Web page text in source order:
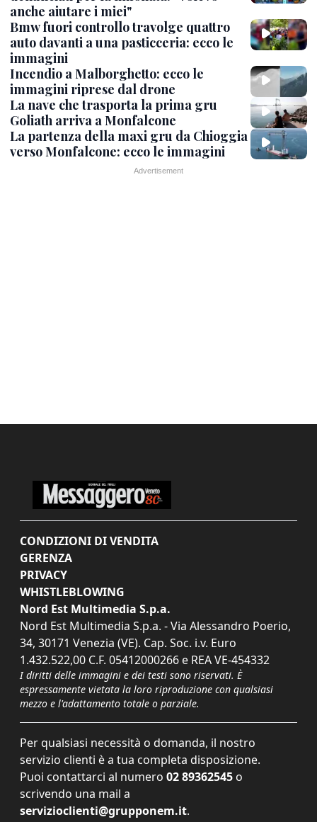
anche aiutare i miei"
Bmw fuori controllo travolge quattro
auto davanti a una pasticceria: ecco le
immagini
Incendio a Malborghetto: ecco le
immagini riprese dal drone
La nave che trasporta la prima gru
Goliath arriva a Monfalcone
La partenza della maxi gru da Chioggia
verso Monfalcone: ecco le immagini
CONDIZIONI DI VENDITA
GERENZA
PRIVACY
WHISTLEBLOWING
Nord Est Multimedia S.p.a.
Nord Est Multimedia S.p.a. - Via Alessandro Poerio,
34, 30171 Venezia (VE). Cap. Soc. i.v. Euro
1.432.522,00 C.F. 05412000266 e REA VE-454332
I diritti delle immagini e dei testi sono riservati. È
espressamente vietata la loro riproduzione con qualsiasi
mezzo e l'adattamento totale o parziale.
Per qualsiasi necessità o domanda, il nostro
servizio clienti è a tua completa disposizione.
Puoi contattarci al numero 02 89362545 o
scrivendo una mail a
servizioclienti@grupponem.it.